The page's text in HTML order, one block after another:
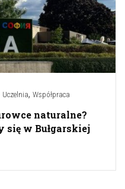
Uczelnia, Współpraca
naturalne?
się w Bułgarskiej